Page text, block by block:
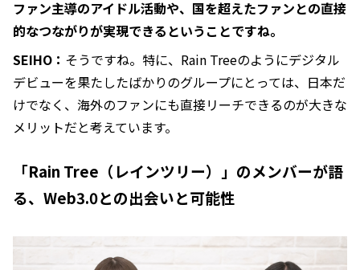
ファン主導のアイドル活動や、国を超えたファンとの直接
的なつながりが実現できるということですね。
SEIHO： そうですね。特に、Rain Treeのようにデジタル
デビューを果たしたばかりのグループにとっては、日本だ
けでなく、海外のファンにも直接リーチできるのが大きな
メリットだと考えています。
「Rain Tree（レインツリー）」のメンバーが語
る、Web3.0との出会いと可能性